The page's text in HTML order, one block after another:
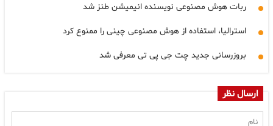
ربات هوش مصنوعی نویسنده انیمیشن طنز شد
استرالیا، استفاده از هوش مصنوعی چینی را ممنوع کرد
بروزرسانی جدید چت جی پی تی معرفی شد
ارسال نظر